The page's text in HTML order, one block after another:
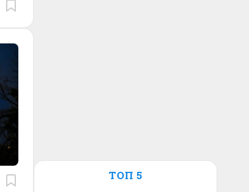
ТОП 5